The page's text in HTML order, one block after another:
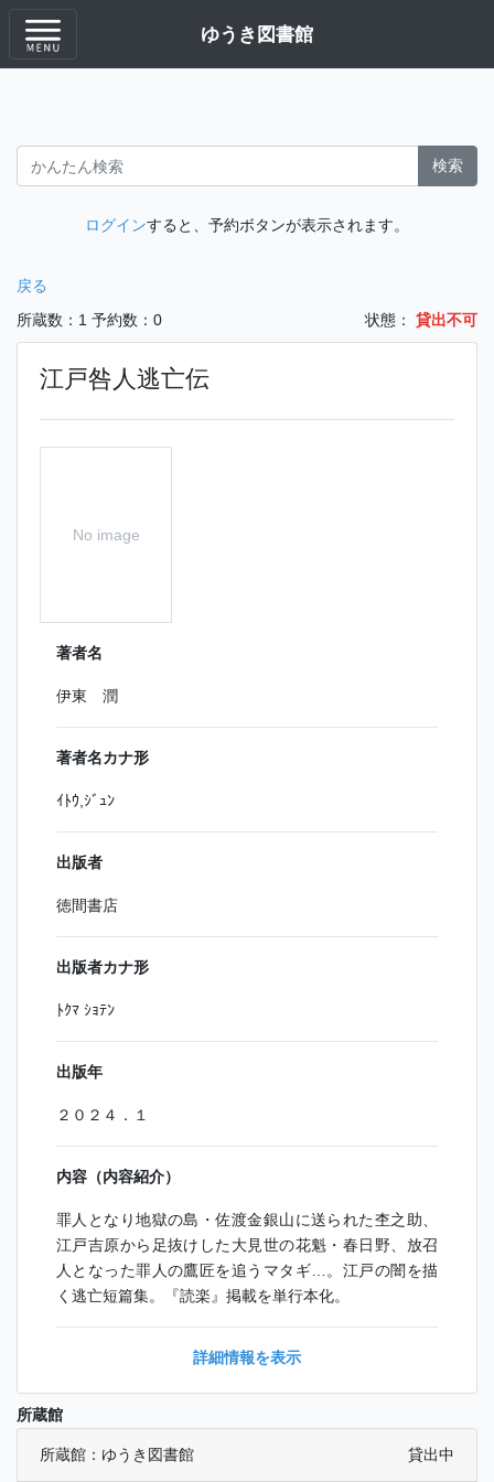
ゆうき図書館
検索
ログインすると、予約ボタンが表示されます。
戻る
所蔵数：1 予約数：0 状態： 貸出不可
江戸咎人逃亡伝
No image
著者名
伊東 潤
著者名カナ形
ｲﾄｳ,ｼﾞｭﾝ
出版者
徳間書店
出版者カナ形
ﾄｸﾏ ｼｮﾃﾝ
出版年
２０２４．１
内容（内容紹介）
罪人となり地獄の島・佐渡金銀山に送られた杢之助、
江戸吉原から足抜けした大見世の花魁・春日野、放召
人となった罪人の鷹匠を追うマタギ…。江戸の闇を描
く逃亡短篇集。『読楽』掲載を単行本化。
詳細情報を表示
所蔵館
所蔵館：ゆうき図書館 貸出中